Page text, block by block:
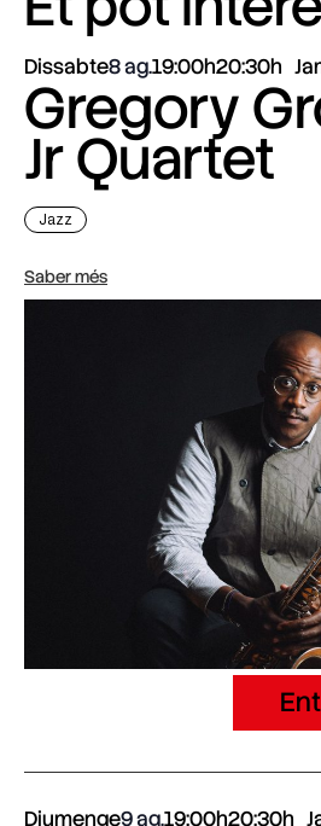
Dissabte8 ag.19:00h20:30h
Gregory
Jr Quartet
Jazz
Saber més
Diumenge9 ag.19:00h20:30h